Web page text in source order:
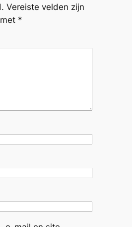
Vereiste velden zijn
*